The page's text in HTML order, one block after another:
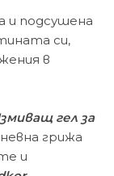
и подсушена
си,
в
гел за
грижа
и